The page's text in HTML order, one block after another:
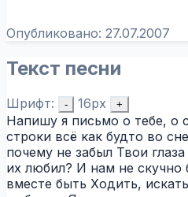
Опубликовано: 27.07.2007
Текст песни
Шрифт: - 16px +
Напишу я письмо о тебе, о
строки всё как будто во
почему не забыл Твои
их любил? И нам не
вместе быть Ходить,